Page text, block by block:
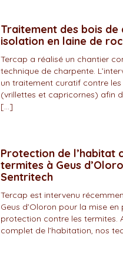
Traitement des bois
isolation en laine de
Tercap a réalisé un chantier
technique de charpente.
un traitement curatif contre
(vrillettes et capricornes) afin
[…]
Protection de l’habitat
termites à Geus
Sentritech
Tercap est intervenu
Geus d’Oloron pour la mise
protection contre les termites.
complet de l’habitation, nos